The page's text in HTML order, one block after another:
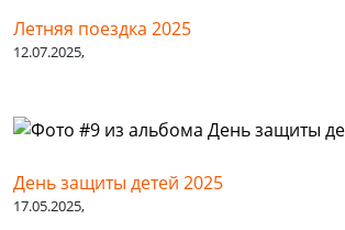
Летняя поездка 2025
12.07.2025,
День защиты детей 2025
17.05.2025,